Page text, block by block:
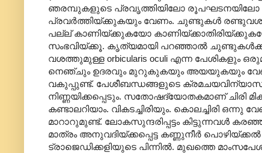
ഞരമ്പുകളുടെ പ്രവൃത്തിയിലോ രൂപഘടനയിലോ
പ്രവർത്തിയ്ക്കുകയും വേണം. ചുണ്ടുകൾ
പല്ല് കാണിയ്ക്കുകയോ
സംഭവിയ്ക്കൂ. കൃത്യമായി പറഞ്ഞാൽ ചുണ്ടുകൾക്ക്
വശത്തുമുള്ള orbicularis oculi എന്ന പേശികളും
നെഞ്ചും ഉദരവും മുറുകുകയും അയയുകയും വേണം.
വകുപ്പുണ്ട്. പേശീബന്ധങ്ങളുടെ
നിണ്ണയിക്കപ്പെടും. സതോഷദ്യോതകമാണ് ചിരി
കണ്ടാലറിയാം. വികടച്ചിരിയും. കൊലച്ചിരി ഒന്നു
മാറാറുമുണ്ട്. ലോകസുന്ദരിപ്പട്ടം കിട്ടുന്നവൾ
മാത്രം അനുവദിയ്ക്കപ്പെട്ട കണ്ണുനീർ
ട്രാജെഡിക്കളിയുടെ പിന്നിൽ. മുഖത്തെ